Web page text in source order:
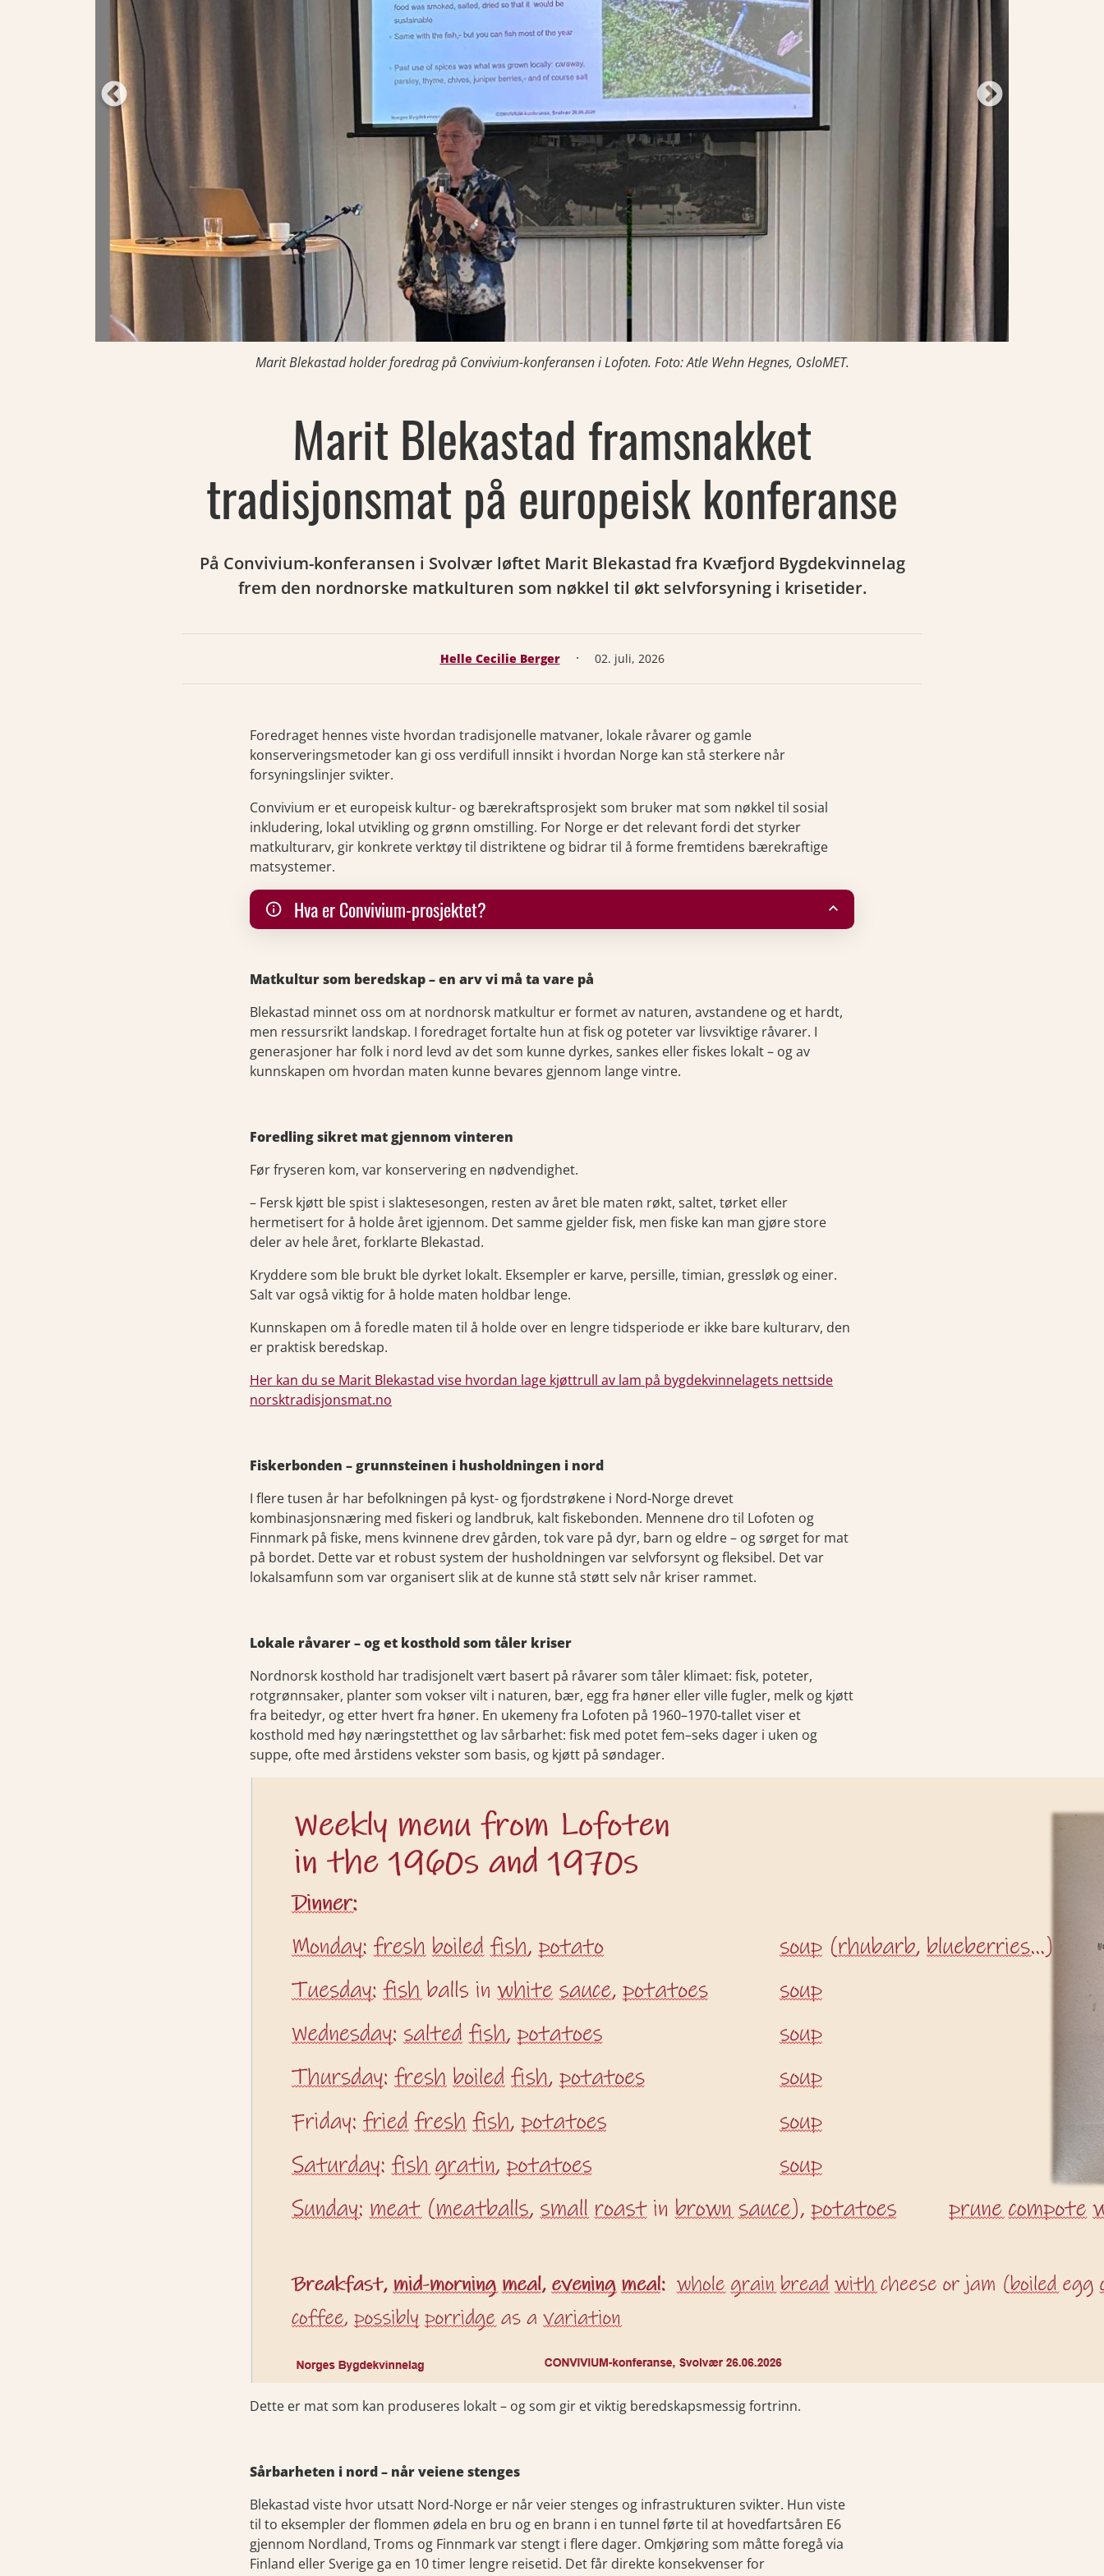
Marit Blekastad holder foredrag på Convivium-konferansen i Lofoten. Foto: Atle Wehn Hegnes, OsloMET.
Marit Blekastad framsnakket
tradisjonsmat på europeisk konferanse
På Convivium-konferansen i Svolvær løftet Marit Blekastad fra Kvæfjord Bygdekvinnelag
frem den nordnorske matkulturen som nøkkel til økt selvforsyning i krisetider.
Helle Cecilie Berger · 02. juli, 2026
Foredraget hennes viste hvordan tradisjonelle matvaner, lokale råvarer og gamle
konserveringsmetoder kan gi oss verdifull innsikt i hvordan Norge kan stå sterkere når
forsyningslinjer svikter.
Convivium er et europeisk kultur- og bærekraftsprosjekt som bruker mat som nøkkel til sosial
inkludering, lokal utvikling og grønn omstilling. For Norge er det relevant fordi det styrker
matkulturarv, gir konkrete verktøy til distriktene og bidrar til å forme fremtidens bærekraftige
matsystemer.
Hva er Convivium-prosjektet?
Matkultur som beredskap – en arv vi må ta vare på
Blekastad minnet oss om at nordnorsk matkultur er formet av naturen, avstandene og et hardt,
men ressursrikt landskap. I foredraget fortalte hun at fisk og poteter var livsviktige råvarer. I
generasjoner har folk i nord levd av det som kunne dyrkes, sankes eller fiskes lokalt – og av
kunnskapen om hvordan maten kunne bevares gjennom lange vintre.
Foredling sikret mat gjennom vinteren
Før fryseren kom, var konservering en nødvendighet.
– Fersk kjøtt ble spist i slaktesesongen, resten av året ble maten røkt, saltet, tørket eller
hermetisert for å holde året igjennom. Det samme gjelder fisk, men fiske kan man gjøre store
deler av hele året, forklarte Blekastad.
Kryddere som ble brukt ble dyrket lokalt. Eksempler er karve, persille, timian, gressløk og einer.
Salt var også viktig for å holde maten holdbar lenge.
Kunnskapen om å foredle maten til å holde over en lengre tidsperiode er ikke bare kulturarv, den
er praktisk beredskap.
Her kan du se Marit Blekastad vise hvordan lage kjøttrull av lam på bygdekvinnelagets nettside
norsktradisjonsmat.no
Fiskerbonden – grunnsteinen i husholdningen i nord
I flere tusen år har befolkningen på kyst- og fjordstrøkene i Nord-Norge drevet
kombinasjonsnæring med fiskeri og landbruk, kalt fiskebonden. Mennene dro til Lofoten og
Finnmark på fiske, mens kvinnene drev gården, tok vare på dyr, barn og eldre – og sørget for mat
på bordet. Dette var et robust system der husholdningen var selvforsynt og fleksibel. Det var
lokalsamfunn som var organisert slik at de kunne stå støtt selv når kriser rammet.
Lokale råvarer – og et kosthold som tåler kriser
Nordnorsk kosthold har tradisjonelt vært basert på råvarer som tåler klimaet: fisk, poteter,
rotgrønnsaker, planter som vokser vilt i naturen, bær, egg fra høner eller ville fugler, melk og kjøtt
fra beitedyr, og etter hvert fra høner. En ukemeny fra Lofoten på 1960–1970-tallet viser et
kosthold med høy næringstetthet og lav sårbarhet: fisk med potet fem–seks dager i uken og
suppe, ofte med årstidens vekster som basis, og kjøtt på søndager.
Dette er mat som kan produseres lokalt – og som gir et viktig beredskapsmessig fortrinn.
Sårbarheten i nord – når veiene stenges
Blekastad viste hvor utsatt Nord-Norge er når veier stenges og infrastrukturen svikter. Hun viste
til to eksempler der flommen ødela en bru og en brann i en tunnel førte til at hovedfartsåren E6
gjennom Nordland, Troms og Finnmark var stengt i flere dager. Omkjøring som måtte foregå via
Finland eller Sverige ga en 10 timer lengre reisetid. Det får direkte konsekvenser for